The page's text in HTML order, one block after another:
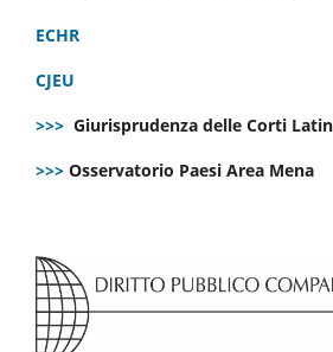
ECHR
CJEU
>>> Giurisprudenza delle Corti
>>> Osservatorio Paesi Area Mena